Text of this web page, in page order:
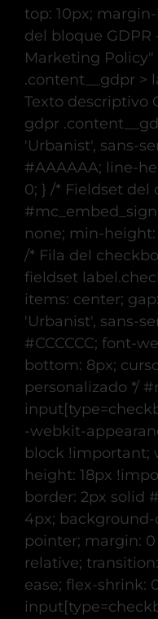
top: 10px;
del bloque
Marketing
.content__gdpr >
Texto descriptivo
gdpr
'Urbanist', sans-
#AAAAAA; line-
0; } /* Fieldset del
none; min-
/* Fila del
fieldset
items: center;
'Urbanist', sans-
#CCCCCC; font-
bottom: 8px;
personalizado */
-webkit-
block !important;
height: 18px
border: 2px solid
4px; background-
pointer; margin:
relative;
ease; flex-shrink: